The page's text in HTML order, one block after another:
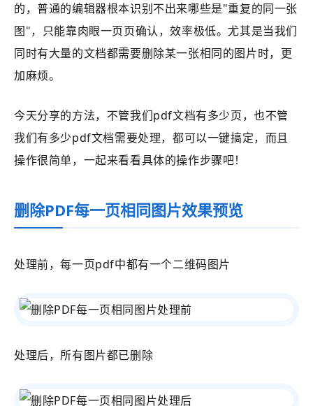
的，普通的编辑器根本识别不出来哪些是"重复的同一张
图"，只能靠肉眼一页页确认，效率极低。尤其是当我们
同时有大量的文档都需要删除某一张相同的图片时，更
加麻烦。
今天分享的方法，不管我们pdf文档有多少页，也不管
我们有多少pdf文档需要处理，都可以一键搞定，而且
操作很简单，一起来看看具体的操作步骤吧！
删除PDF每一页相同图片效果预览
处理前，每一页pdf中都有一个二维码图片
处理后，所有图片都已删除